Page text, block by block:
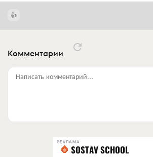
Комментарии
Написать комментарий...
РЕКЛАМА